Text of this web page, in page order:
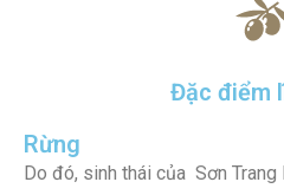
Đặc điểm
Rừng
Do đó, sinh thái của Sơn Trang